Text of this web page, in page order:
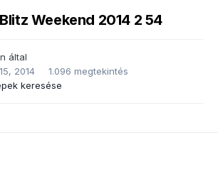
Weekend 2014 2 54
által
2014
1.096 megtekintés
keresése